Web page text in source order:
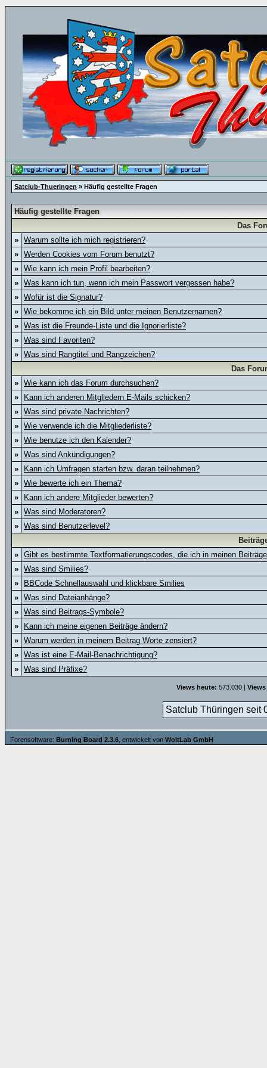
Satclub-Thueringen » Häufig gestellte Fragen
Häufig gestellte Fragen
Das
» Warum sollte ich mich registrieren?
» Werden Cookies vom Forum benutzt?
» Wie kann ich mein Profil bearbeiten?
» Was kann ich tun, wenn ich mein Passwort vergessen habe?
» Wofür ist die Signatur?
» Wie bekomme ich ein Bild unter meinen Benutzernamen?
» Was ist die Freunde-Liste und die Ignorierliste?
» Was sind Favoriten?
» Was sind Rangtitel und Rangzeichen?
Das
» Wie kann ich das Forum durchsuchen?
»
Kann ich anderen Mitgliedern E-Mails schicken?
» Was sind private Nachrichten?
» Wie verwende ich die Mitgliederliste?
» Wie benutze ich den Kalender?
» Was sind Ankündigungen?
»
Kann ich Umfragen starten bzw. daran teilnehmen?
» Wie bewerte ich ein Thema?
»
Kann ich andere Mitglieder bewerten?
» Was sind Moderatoren?
» Was sind Benutzerlevel?
» Gibt es bestimmte Textformatierungscodes, die ich in meinen
» Was sind Smilies?
»
BBCode Schnellauswahl und klickbare Smilies
» Was sind Dateianhänge?
» Was sind Beitrags-Symbole?
»
Kann ich meine eigenen Beiträge ändern?
» Warum werden in meinem Beitrag Worte zensiert?
» Was ist eine E-Mail-Benachrichtigung?
» Was sind Präfixe?
Views heute: 573.030 |
Satclub Thüringen seit
Forensoftware: Burning Board 2.3.6 , entwickelt von WoltLab GmbH